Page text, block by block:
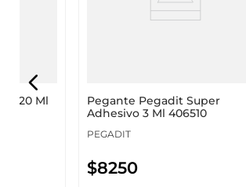
120 Ml
Pegante Pegadit Super
Adhesivo 3 Ml 406510
PEGADIT
$8250